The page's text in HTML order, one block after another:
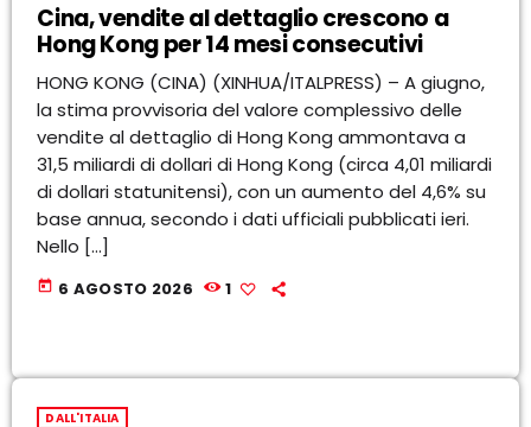
Cina, vendite al dettaglio crescono a
Hong Kong per 14 mesi consecutivi
HONG KONG (CINA) (XINHUA/ITALPRESS) – A giugno,
la stima provvisoria del valore complessivo delle
vendite al dettaglio di Hong Kong ammontava a
31,5 miliardi di dollari di Hong Kong (circa 4,01 miliardi
di dollari statunitensi), con un aumento del 4,6% su
base annua, secondo i dati ufficiali pubblicati ieri.
Nello […]
today 6 AGOSTO 2026 1
DALL'ITALIA